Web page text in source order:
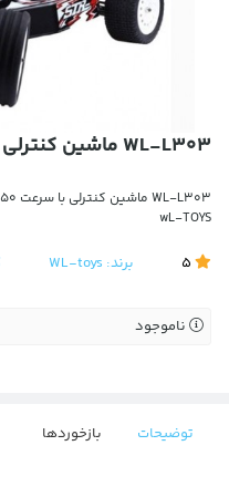
WL-L303 ماشین کنترلی با سرعت 50 کیلومتر
wL-TOYS
برند: WL-toys
ناموجود
توضیحات بازخوردها